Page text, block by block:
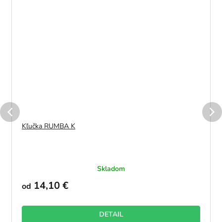
Kľučka RUMBA K
Skladom
od 14,10 €
DETAIL